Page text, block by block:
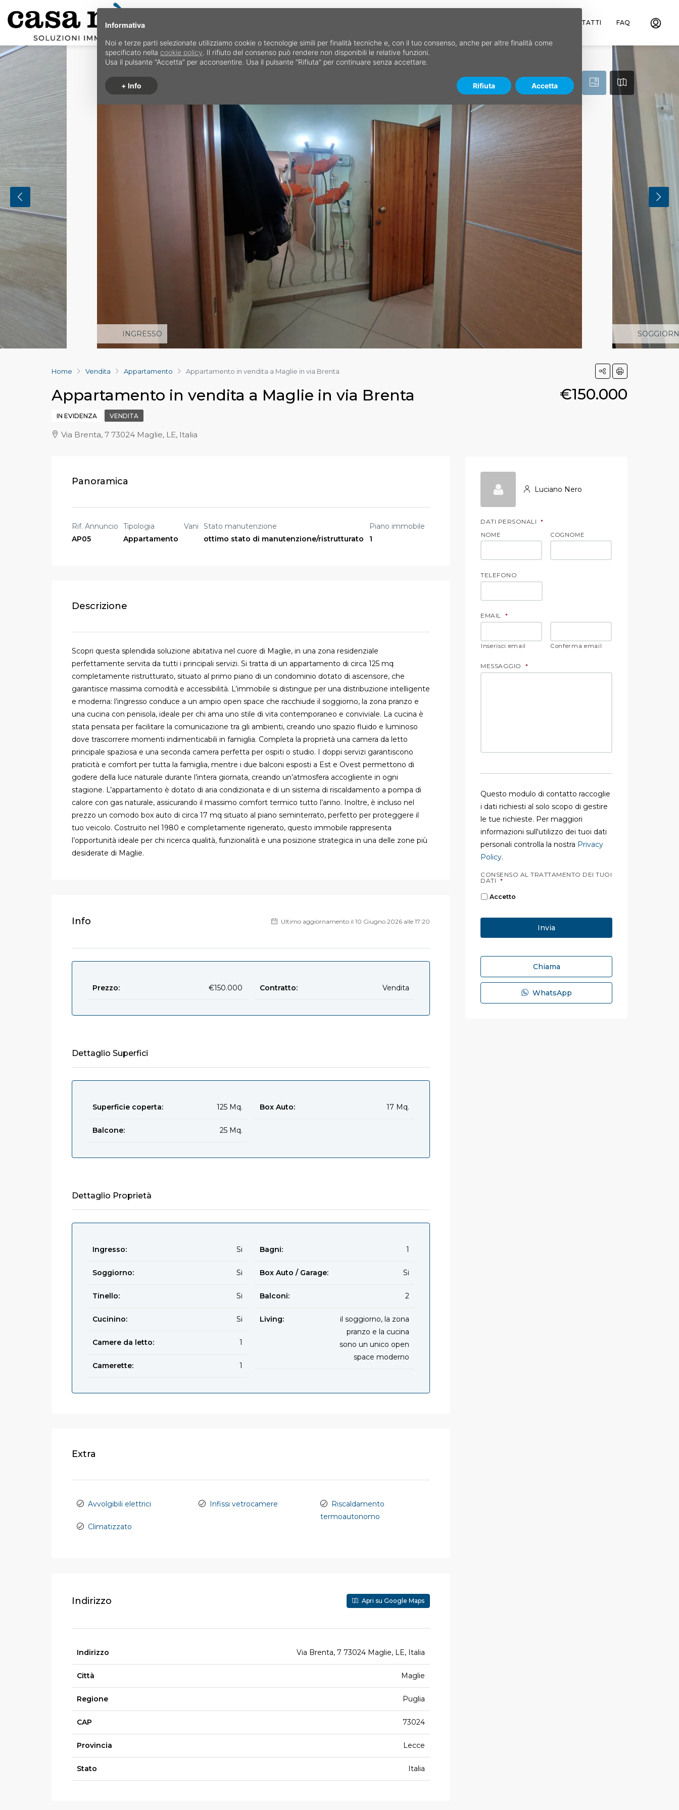
CONTATTI FAQ
INGRESSO
Home Vendita Appartamento Appartamento in vendita a Maglie in via Brenta
Appartamento in vendita a Maglie in via Brenta €150.000
IN EVIDENZA VENDITA
Via Brenta, 7 73024 Maglie, LE, Italia
Panoramica
Rif. Annuncio
AP05
Tipologia
Appartamento
Vani
Stato manutenzione
ottimo stato di manutenzione/ristrutturato
Piano immobile
1
Descrizione
Scopri questa splendida soluzione abitativa nel cuore di Maglie, in una zona residenziale
perfettamente servita da tutti i principali servizi. Si tratta di un appartamento di circa 125 mq
completamente ristrutturato, situato al primo piano di un condominio dotato di ascensore, che
garantisce massima comodità e accessibilità. L’immobile si distingue per una distribuzione intelligente
e moderna: l’ingresso conduce a un ampio open space che racchiude il soggiorno, la zona pranzo e
una cucina con penisola, ideale per chi ama uno stile di vita contemporaneo e conviviale. La cucina è
stata pensata per facilitare la comunicazione tra gli ambienti, creando uno spazio fluido e luminoso
dove trascorrere momenti indimenticabili in famiglia. Completa la proprietà una camera da letto
principale spaziosa e una seconda camera perfetta per ospiti o studio. I doppi servizi garantiscono
praticità e comfort per tutta la famiglia, mentre i due balconi esposti a Est e Ovest permettono di
godere della luce naturale durante l’intera giornata, creando un’atmosfera accogliente in ogni
stagione. L’appartamento è dotato di aria condizionata e di un sistema di riscaldamento a pompa di
calore con gas naturale, assicurando il massimo comfort termico tutto l’anno. Inoltre, è incluso nel
prezzo un comodo box auto di circa 17 mq situato al piano seminterrato, perfetto per proteggere il
tuo veicolo. Costruito nel 1980 e completamente rigenerato, questo immobile rappresenta
l’opportunità ideale per chi ricerca qualità, funzionalità e una posizione strategica in una delle zone più
desiderate di Maglie.
Info Ultimo aggiornamento il 10 Giugno 2026 alle 17:20
Prezzo: €150.000 Contratto: Vendita
Dettaglio Superfici
Superficie coperta: 125 Mq.
Balcone: 25 Mq.
Box Auto: 17 Mq.
Dettaglio Proprietà
Ingresso: Si
Soggiorno: Si
Tinello: Si
Cucinino: Si
Camere da letto: 1
Camerette: 1
Bagni: 1
Box Auto / Garage: Si
Balconi: 2
Living:
il soggiorno, la zona
pranzo e la cucina
sono un unico open
space moderno
Extra
Avvolgibili elettrici
Climatizzato
Infissi vetrocamere
Riscaldamento
termoautonomo
Indirizzo Apri su Google Maps
Indirizzo Via Brenta, 7 73024 Maglie, LE, Italia
Città Maglie
Regione Puglia
CAP 73024
Provincia Lecce
Stato Italia
Luciano Nero
DATI PERSONALI *
NOME COGNOME
TELEFONO
EMAIL *
Inserisci email Conferma email
MESSAGGIO *
Questo modulo di contatto raccoglie
i dati richiesti al solo scopo di gestire
le tue richieste. Per maggiori
informazioni sull'utilizzo dei tuoi dati
personali controlla la nostra Privacy
Policy.
CONSENSO AL TRATTAMENTO DEI TUOI
DATI *
Accetto
Chiama
WhatsApp
Informativa
Noi e terze parti selezionate utilizziamo cookie o tecnologie simili per finalità tecniche e, con il tuo consenso, anche per altre finalità come
specificato nella cookie policy. Il rifiuto del consenso può rendere non disponibili le relative funzioni.
Usa il pulsante “Accetta” per acconsentire. Usa il pulsante “Rifiuta” per continuare senza accettare.
+ Info Rifiuta Accetta